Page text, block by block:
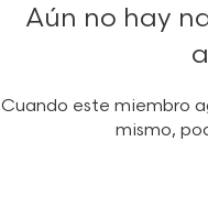
Aún no hay
Cuando este miembro
mismo,